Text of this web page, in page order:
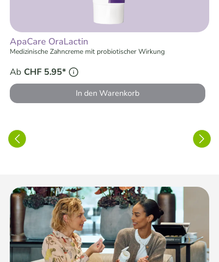
ApaCare OraLactin
Medizinische Zahncreme mit probiotischer Wirkung
Ab CHF 5.95*
In den Warenkorb